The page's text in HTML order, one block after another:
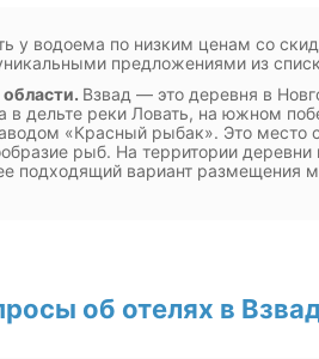
у водоема по низким ценам со
предложениями из
Взвад — это деревня в
дельте реки Ловать, на южном
«Красный рыбак». Это место
рыб. На территории деревни
подходящий вариант размещения
об отелях в